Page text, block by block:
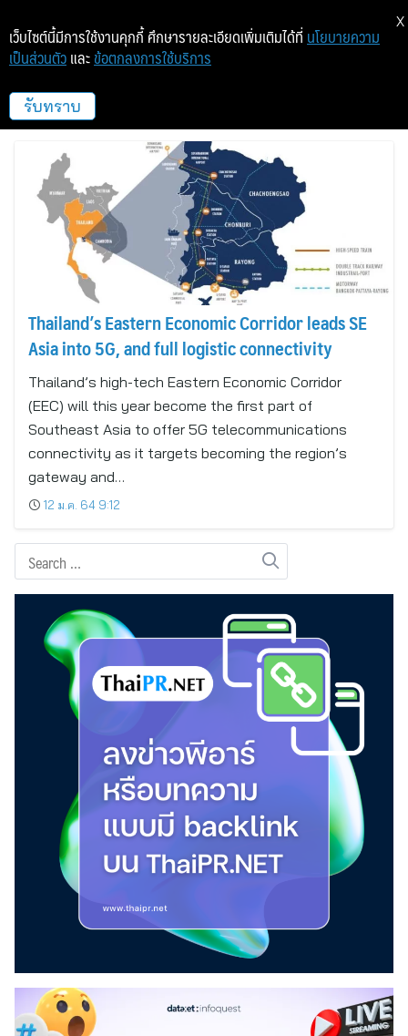
Eastern Economic Corridor Office of
Thailand
Thailand’s Eastern Economic Corridor leads SE
Asia into 5G, and full logistic connectivity
Thailand’s high-tech Eastern Economic Corridor
(EEC) will this year become the first part of
Southeast Asia to offer 5G telecommunications
connectivity as it targets becoming the region’s
gateway and…
12 ม.ค. 64 9:12
เว็บไซต์นี้มีการใช้งานคุกกี้ ศึกษารายละเอียดเพิ่มเติมได้ที่ นโยบายความ
เป็นส่วนตัว และ ข้อตกลงการใช้บริการ
รับทราบ
X